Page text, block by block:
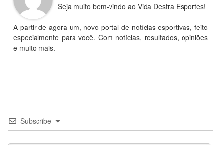
Seja muito bem-vindo ao Vida Destra Esportes!
A partir de agora um, novo portal de notícias esportivas, feito
especialmente para você. Com notícias, resultados, opiniões
e muito mais.
Subscribe